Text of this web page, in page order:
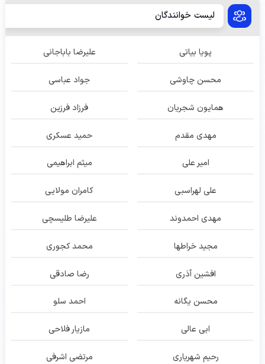
لیست خوانندگان
پویا بیاتی علیرضا باباجانی
محسن چاوشی جواد عباسی
همایون شجریان فرزاد فرزین
مهدی مقدم حمید عسکری
امیر علی میثم ابراهیمی
علی لهراسبی کامران مولایی
مهدی احمدوند علیرضا طلیسچی
مجید خراطها محمد کجوری
افشین آذری رضا صادقی
محسن یگانه احمد سلو
ابی عالی مازیار فلاحی
رحیم شهریاری مرتضی اشرفی